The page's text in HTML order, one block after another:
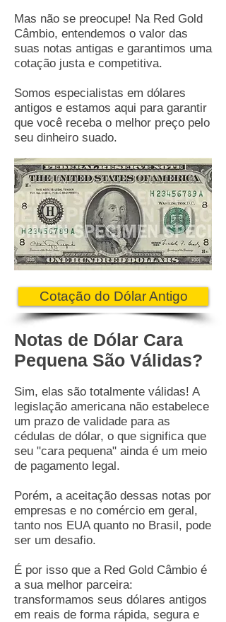
Mas não se preocupe! Na Red Gold
Câmbio, entendemos o valor das
suas notas antigas e garantimos uma
cotação justa e competitiva.
Somos especialistas em dólares
antigos e estamos aqui para garantir
que você receba o melhor preço pelo
seu dinheiro suado.
Cotação do Dólar Antigo
Notas de Dólar Cara
Pequena São Válidas?
Sim, elas são totalmente válidas! A
legislação americana não estabelece
um prazo de validade para as
cédulas de dólar, o que significa que
seu "cara pequena" ainda é um meio
de pagamento legal.
Porém, a aceitação dessas notas por
empresas e no comércio em geral,
tanto nos EUA quanto no Brasil, pode
ser um desafio.
É por isso que a Red Gold Câmbio é
a sua melhor parceira:
transformamos seus dólares antigos
em reais de forma rápida, segura e